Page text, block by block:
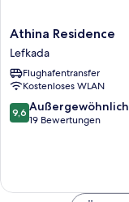
Athina
Residence
Lefkada
Athina Residence
Lefkada
Flughafentransfer
Kostenloses WLAN
9.6
von
9,6 Außergewöhnlich
19 Bewertungen